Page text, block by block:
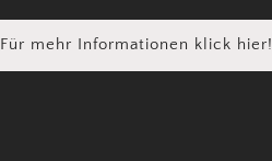
Für mehr Informationen klick hier!